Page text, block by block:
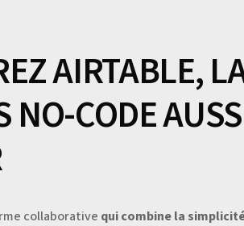
AIRTABLE,
NO-CODE
collaborative qui combine la